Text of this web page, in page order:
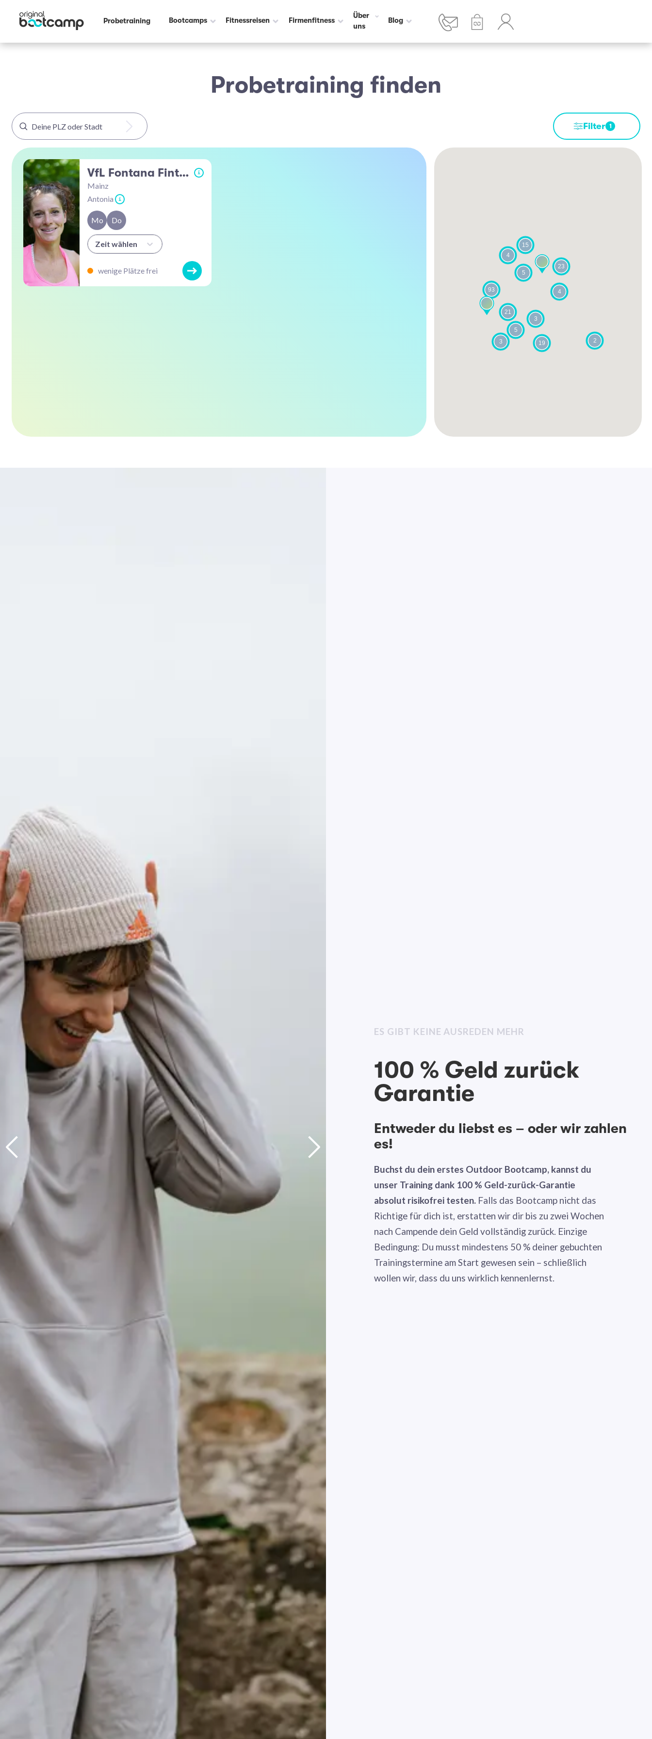
Probetraining Bootcamps Fitnessreisen Firmenfitness
Über
uns
Blog
Probetraining finden
Filter 1
VfL Fontana Finthen i
Mainz
Antonia
i
Mo Do
Zeit wählen
wenige Plätze frei
ES GIBT KEINE AUSREDEN MEHR
100 % Geld zurück
Garantie
Entweder du liebst es – oder wir zahlen
es!
Buchst du dein erstes Outdoor Bootcamp, kannst du
unser Training dank 100 % Geld-zurück-Garantie
absolut risikofrei testen. Falls das Bootcamp nicht das
Richtige für dich ist, erstatten wir dir bis zu zwei Wochen
nach Campende dein Geld vollständig zurück. Einzige
Bedingung: Du musst mindestens 50 % deiner gebuchten
Trainingstermine am Start gewesen sein – schließlich
wollen wir, dass du uns wirklich kennenlernst.